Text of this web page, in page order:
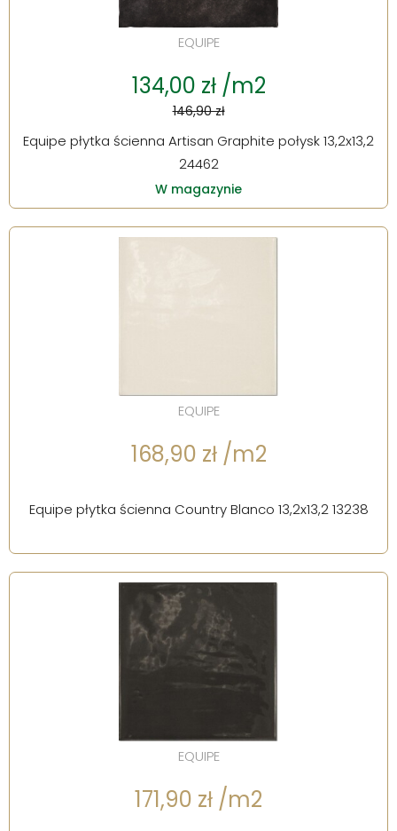
EQUIPE
134,00 zł /m2
146,90 zł
Equipe płytka ścienna Artisan Graphite połysk 13,2x13,2
24462
W magazynie
EQUIPE
168,90 zł /m2
Equipe płytka ścienna Country Blanco 13,2x13,2 13238
EQUIPE
171,90 zł /m2